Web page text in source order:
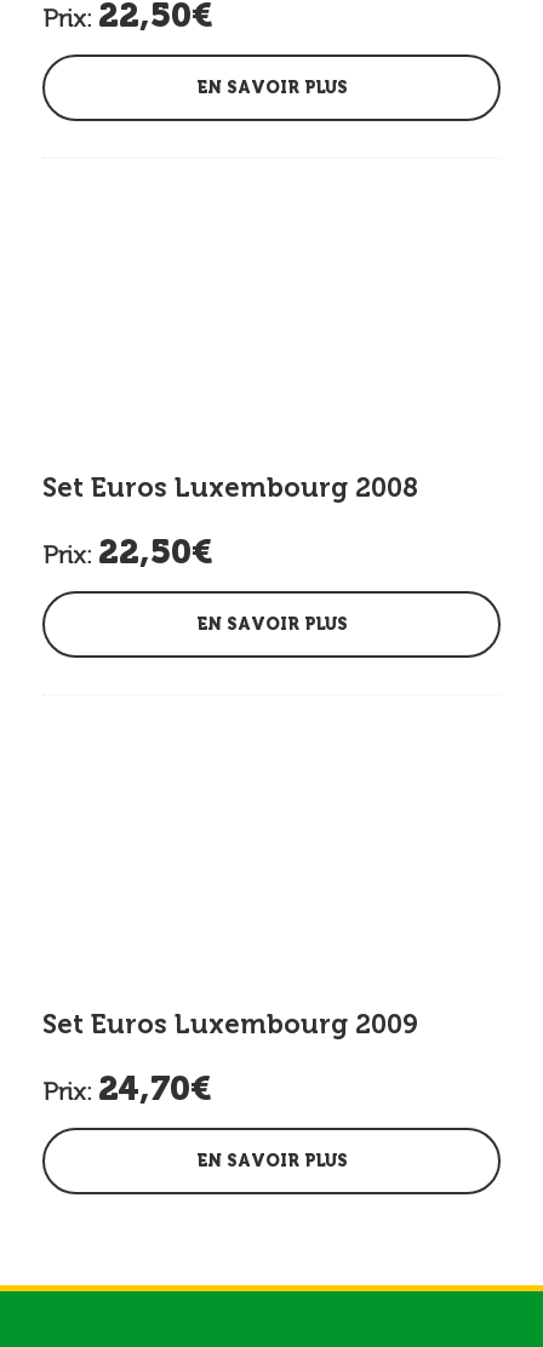
Prix: 22,50€
EN SAVOIR PLUS
Set Euros Luxembourg 2008
Prix: 22,50€
EN SAVOIR PLUS
Set Euros Luxembourg 2009
Prix: 24,70€
EN SAVOIR PLUS